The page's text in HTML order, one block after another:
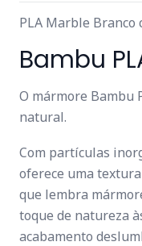
PLA Marble Branco
Bambu
O mármore Bambu
natural.
Com partículas
oferece uma
que lembra
toque de natureza
acabamento